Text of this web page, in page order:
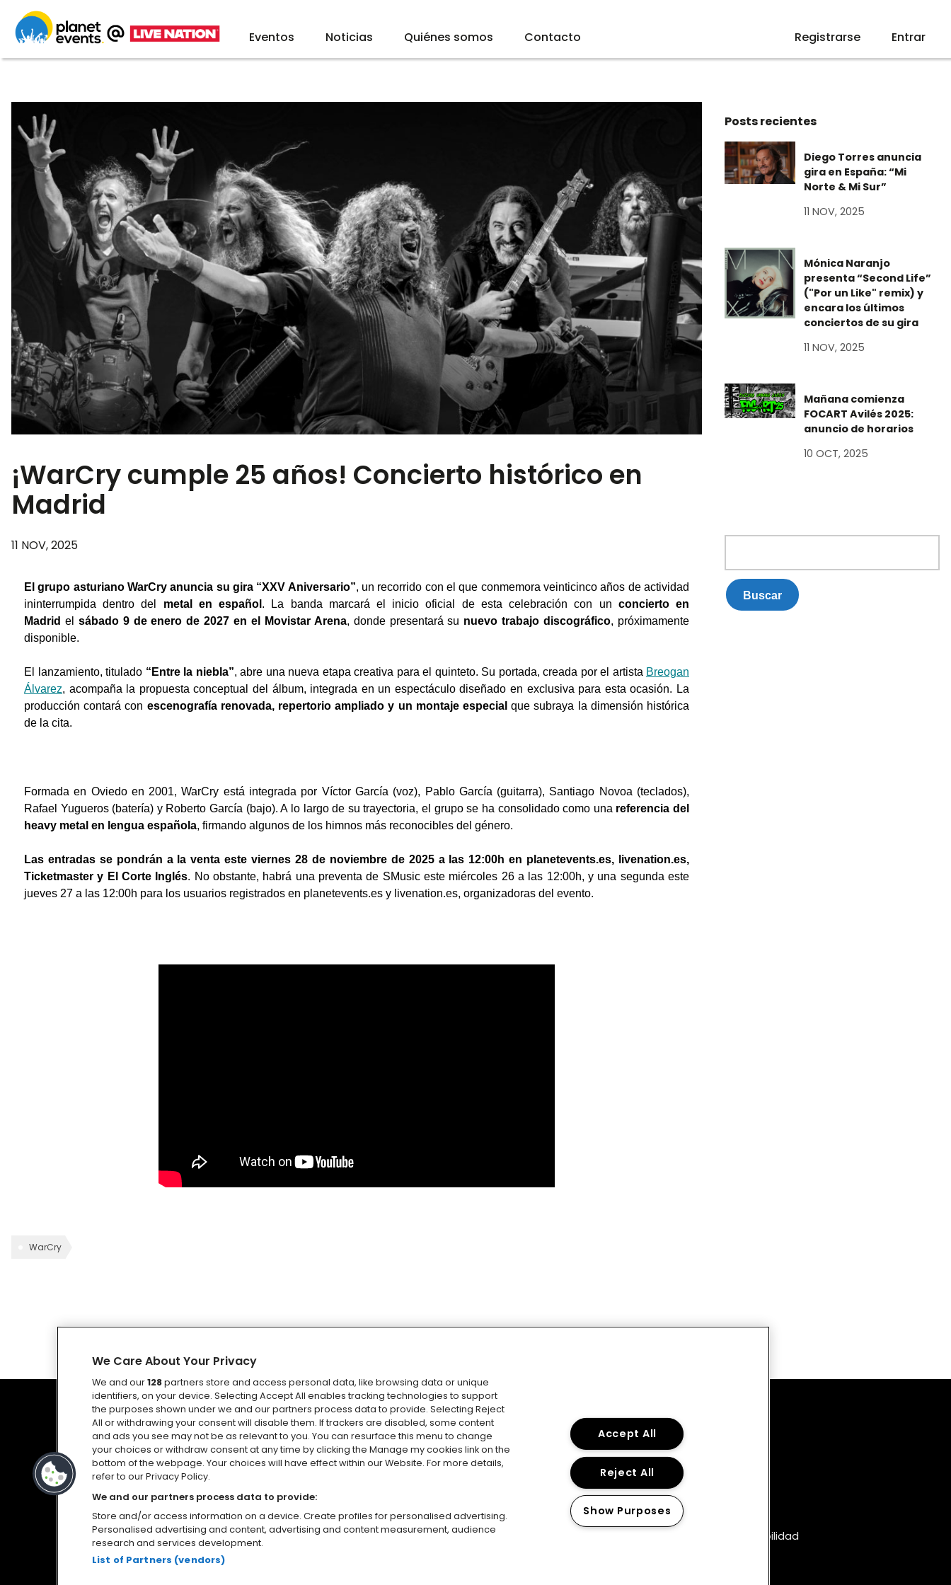
Eventos Noticias Quiénes somos Contacto Registrarse Entrar
¡WarCry cumple 25 años! Concierto histórico en
Madrid
11 NOV, 2025
El grupo asturiano WarCry anuncia su gira “XXV Aniversario”, un recorrido con el que conmemora veinticinco años de actividad
ininterrumpida dentro del metal en español . La banda marcará el inicio oficial de esta celebración con un concierto en
Madrid el sábado 9 de enero de 2027 en el Movistar Arena, donde presentará su nuevo trabajo discográfico, próximamente
disponible.
El lanzamiento, titulado “Entre la niebla”, abre una nueva etapa creativa para el quinteto. Su portada, creada por el artista Breogan
Álvarez, acompaña la propuesta conceptual del álbum, integrada en un espectáculo diseñado en exclusiva para esta ocasión. La
producción contará con escenografía renovada, repertorio ampliado y un montaje especial que subraya la dimensión histórica
de la cita.
Formada en Oviedo en 2001, WarCry está integrada por Víctor García (voz), Pablo García (guitarra), Santiago Novoa (teclados),
Rafael Yugueros (batería) y Roberto García (bajo). A lo largo de su trayectoria, el grupo se ha consolidado como una referencia del
heavy metal en lengua española, firmando algunos de los himnos más reconocibles del género.
Las entradas se pondrán a la venta este viernes 28 de noviembre de 2025 a las 12:00h en planetevents.es, livenation.es,
Ticketmaster y El Corte Inglés. No obstante, habrá una preventa de SMusic este miércoles 26 a las 12:00h, y una segunda este
jueves 27 a las 12:00h para los usuarios registrados en planetevents.es y livenation.es, organizadoras del evento.
WarCry
Posts recientes
Diego Torres anuncia
gira en España: “Mi
Norte & Mi Sur”
11 NOV, 2025
Mónica Naranjo
presenta “Second Life”
("Por un Like" remix) y
encara los últimos
conciertos de su gira
11 NOV, 2025
Mañana comienza
FOCART Avilés 2025:
anuncio de horarios
10 OCT, 2025
Buscar:
Instagram
Facebook-f
TwitterYoutube Envelope
Política de Privacidad y Cookies Contacto Atención al cliente Declaración de Accesibilidad
We Care About Your Privacy
We and our128partners store and access personal data, like browsing data or unique
identifiers, on your device. Selecting Accept All enables tracking technologies to support
the purposes shown under we and our partners process data to provide. Selecting Reject
All or withdrawing your consent will disable them. If trackers are disabled, some content
and ads you see may not be as relevant to you. You can resurface this menu to change
your choices or withdraw consent at any time by clicking the Manage my cookies link on the
bottom of the webpage. Your choices will have effect within our Website. For more details,
refer to our Privacy Policy.
We and our partners process data to provide:
Store and/or access information on a device. Create profiles for personalised advertising.
Personalised advertising and content, advertising and content measurement, audience
research and services development.
List of Partners (vendors)
Accept All
Reject All
Show Purposes